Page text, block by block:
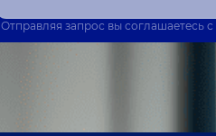
Отправляя запрос вы соглашаетесь с